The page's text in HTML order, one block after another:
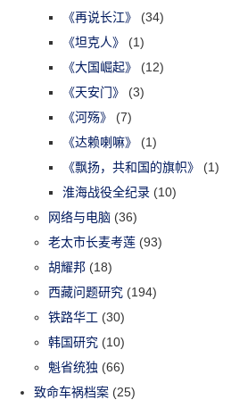
《再说长江》
(34)
《坦克人》
(1)
《大国崛起》
(12)
《天安门》
(3)
《河殇》
(7)
《达赖喇嘛》
(1)
《飘扬，共和国的旗帜》
(1)
淮海战役全纪录 (10)
网络与电脑 (36)
老太市长麦考莲 (93)
胡耀邦 (18)
西藏问题研究 (194)
铁路华工 (30)
韩国研究 (10)
魁省统独 (66)
致命车祸档案 (25)